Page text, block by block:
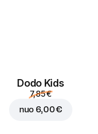
Dodo Kids
7,85 €
nuo 6,00 €